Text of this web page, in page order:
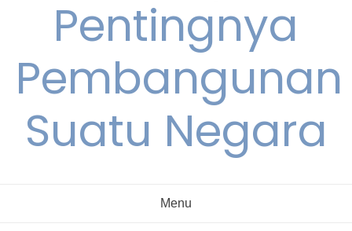
Pentingnya
Pembangunan
Suatu Negara
Menu